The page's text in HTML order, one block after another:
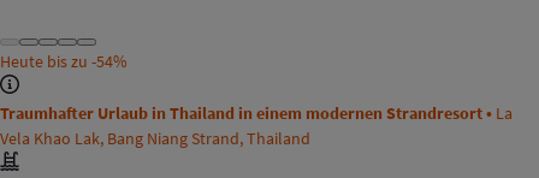
Heute bis zu -54%
Traumhafter Urlaub in Thailand in einem modernen Strandresort • La
Vela Khao Lak, Bang Niang Strand, Thailand